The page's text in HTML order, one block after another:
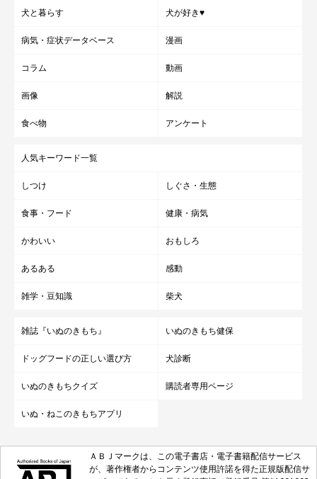
犬と暮らす 犬が好き♥
病気・症状データベース 漫画
コラム 動画
画像 解説
食べ物 アンケート
人気キーワード一覧
しつけ しぐさ・生態
食事・フード 健康・病気
かわいい おもしろ
あるある 感動
雑学・豆知識 柴犬
雑誌『いぬのきもち』 いぬのきもち健保
ドッグフードの正しい選び方 犬診断
いぬのきもちクイズ 購読者専用ページ
いぬ・ねこのきもちアプリ
ＡＢＪマークは、この電子書店・電子書籍配信サービス
が、著作権者からコンテンツ使用許諾を得た正規版配信サ